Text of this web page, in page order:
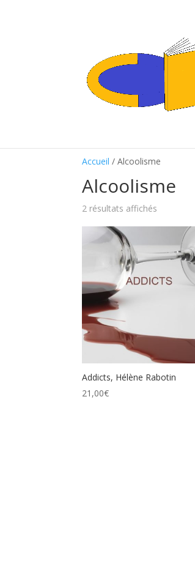
Accueil / Alcoolisme
Alcoolisme
2 résultats affichés
Addicts, Hélène Rabotin
21,00€